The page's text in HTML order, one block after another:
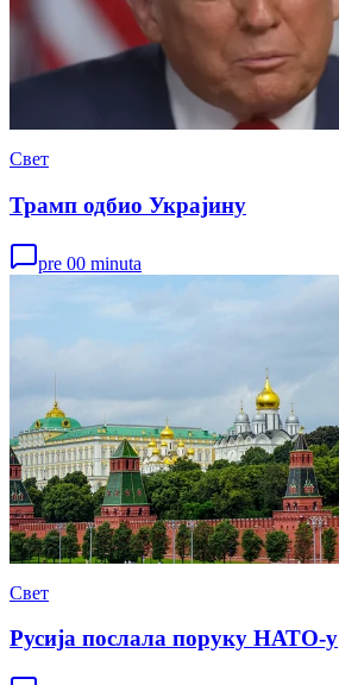
Свет
Трамп одбио Украјину
pre 00 minuta
Свет
Русија послала поруку НАТО-у